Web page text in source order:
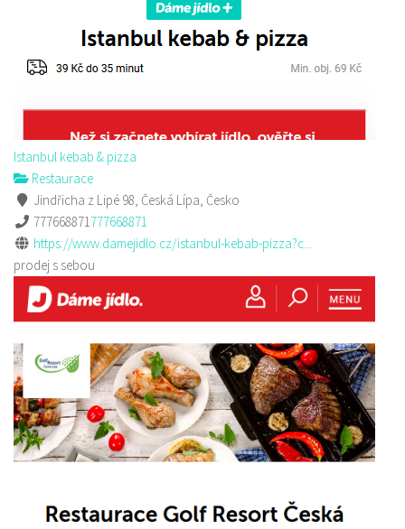
Istanbul kebab & pizza
Restaurace
Jindřicha z Lipé 98, Česká Lípa, Česko
777668871777668871
https://www.damejidlo.cz/istanbul-kebab-pizza?c...
prodej s sebou